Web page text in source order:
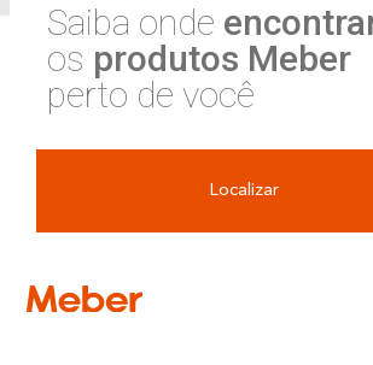
Saiba onde
os produtos Meber
perto de você
Localizar